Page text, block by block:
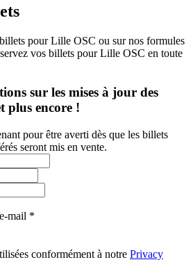
pour Lille OSC ou sur nos formules
vos billets pour Lille OSC en toute
sur les mises à jour des
plus encore !
pour être averti dès que les billets
seront mis en vente.
mail *
conformément à notre Privacy